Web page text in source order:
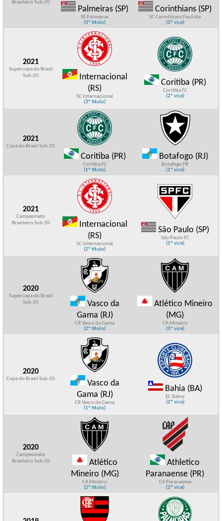
Brasileiro Sub-20
Palmeiras (SP)
SE Palmeiras
(3º título)
Corinthians (SP)
SC Corinthians Paulista
(3º vice)
2021
Supercopa do Brasil
Sub-20
Internacional
(RS)
SC Internacional
(3º título)
Coritiba (PR)
Coritiba FC
(2º vice)
2021
Copa do Brasil Sub-20
Coritiba (PR)
Coritiba FC
(1º título)
Botafogo (RJ)
Botafogo FR
(1º vice)
2021
Campeonato
Brasileiro Sub-20
Internacional
(RS)
SC Internacional
(2º título)
São Paulo (SP)
São Paulo FC
(1º vice)
2020
Supercopa do Brasil
Sub-20
Vasco da
Gama (RJ)
CR Vasco da Gama
(2º título)
Atlético Mineiro
(MG)
CA Mineiro
(3º vice)
2020
Copa do Brasil Sub-20
Vasco da
Gama (RJ)
CR Vasco da Gama
(1º título)
Bahia (BA)
EC Bahia
(2º vice)
2020
Campeonato
Brasileiro Sub-20
Atlético
Mineiro (MG)
CA Mineiro
(2º título)
Athletico
Paranaense (PR)
CA Paranaense
(2º vice)